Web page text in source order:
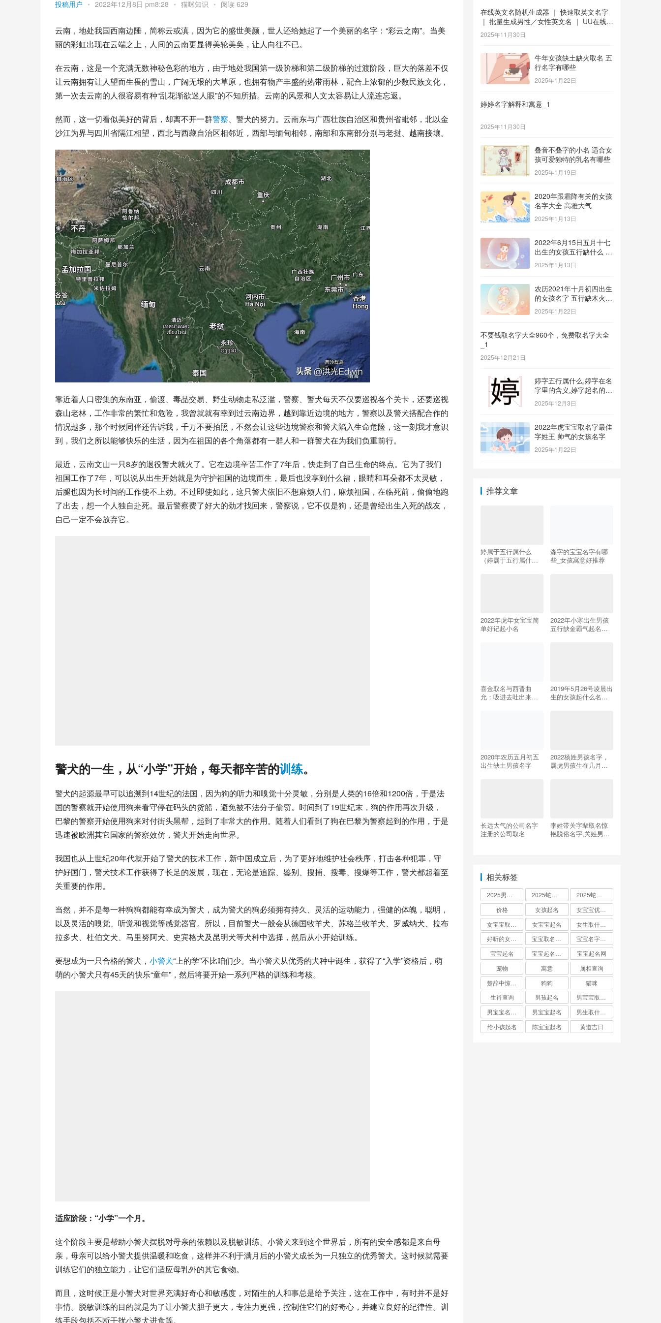
投稿用户 • 2022年12月8日 pm8:28 • 猫咪知识 • 阅读 629
云南，地处我国西南边陲，简称云或滇，因为它的盛世美颜，世人还给她起了一个美丽的名字：“彩云之南”。当美
丽的彩虹出现在云端之上，人间的云南更显得美轮美奂，让人向往不已。
在云南，这是一个充满无数神秘色彩的地方，由于地处我国第一级阶梯和第二级阶梯的过渡阶段，巨大的落差不仅
让云南拥有让人望而生畏的雪山，广阔无垠的大草原，也拥有物产丰盛的热带雨林，配合上浓郁的少数民族文化，
第一次去云南的人很容易有种“乱花渐欲迷人眼”的不知所措。云南的风景和人文太容易让人流连忘返。
然而，这一切看似美好的背后，却离不开一群警察、警犬的努力。云南东与广西壮族自治区和贵州省毗邻，北以金
沙江为界与四川省隔江相望，西北与西藏自治区相邻近，西部与缅甸相邻，南部和东南部分别与老挝、越南接壤。
靠近着人口密集的东南亚，偷渡、毒品交易、野生动物走私泛滥，警察、警犬每天不仅要巡视各个关卡，还要巡视
森山老林，工作非常的繁忙和危险，我曾就就有幸到过云南边界，越到靠近边境的地方，警察以及警犬搭配合作的
情况越多，那个时候同伴还告诉我，千万不要拍照，不然会让这些边境警察和警犬陷入生命危险，这一刻我才意识
到，我们之所以能够快乐的生活，因为在祖国的各个角落都有一群人和一群警犬在为我们负重前行。
最近，云南文山一只8岁的退役警犬就火了。它在边境辛苦工作了7年后，快走到了自己生命的终点。它为了我们
祖国工作了7年，可以说从出生开始就是为守护祖国的边境而生，最后也没享到什么福，眼睛和耳朵都不太灵敏，
后腿也因为长时间的工作使不上劲。不过即使如此，这只警犬依旧不想麻烦人们，麻烦祖国，在临死前，偷偷地跑
了出去，想一个人独自赴死。最后警察费了好大的劲才找回来，警察说，它不仅是狗，还是曾经出生入死的战友，
自己一定不会放弃它。
警犬的一生，从“小学”开始，每天都辛苦的训练。
警犬的起源最早可以追溯到14世纪的法国，因为狗的听力和嗅觉十分灵敏，分别是人类的16倍和1200倍，于是法
国的警察就开始使用狗来看守停在码头的货船，避免被不法分子偷窃。时间到了19世纪末，狗的作用再次升级，
巴黎的警察开始使用狗来对付街头黑帮，起到了非常大的作用。随着人们看到了狗在巴黎为警察起到的作用，于是
迅速被欧洲其它国家的警察效仿，警犬开始走向世界。
我国也从上世纪20年代就开始了警犬的技术工作， 新中国成立后，为了更好地维护社会秩序，打击各种犯罪，守
护好国门，警犬技术工作获得了长足的发展，现在，无论是追踪、鉴别、搜捕、搜毒、搜爆等工作，警犬都起着至
关重要的作用。
当然，并不是每一种狗狗都能有幸成为警犬，成为警犬的狗必须拥有持久、灵活的运动能力，强健的体魄，聪明，
以及灵活的嗅觉、听觉和视觉等感觉器官。所以，目前警犬一般会从德国牧羊犬、 苏格兰牧羊犬、 罗威纳犬、 拉布
拉多犬、 杜伯文犬、 马里努阿犬、史宾格犬及昆明犬等犬种中选择，然后从小开始训练。
要想成为一只合格的警犬， 小警犬“上的学”不比咱们少。当小警犬从优秀的犬种中诞生，获得了“入学”资格后，萌
萌的小警犬只有45天的快乐“童年”，然后将要开始一系列严格的训练和考核。
适应阶段：“小学”一个月。
这个阶段主要是帮助小警犬摆脱对母亲的依赖以及脱敏训练。小警犬来到这个世界后，所有的安全感都是来自母
亲，母亲可以给小警犬提供温暖和吃食，这样并不利于满月后的小警犬成长为一只独立的优秀警犬。这时候就需要
训练它们的独立能力，让它们适应母乳外的其它食物。
而且，这时候正是小警犬对世界充满好奇心和敏感度，对陌生的人和事总是给予关注，这在工作中，有时并不是好
事情。脱敏训练的目的就是为了让小警犬胆子更大，专注力更强，控制住它们的好奇心，并建立良好的纪律性。训
练手段包括不断干扰小警犬进食等。
在线英文名随机生成器 ｜ 快速取英文名字
｜ 批量生成男性／女性英文名 ｜ UU在线工
具 _1
2025年11月30日
牛年女孩缺土缺火取名 五
行名字有哪些
2025年1月22日
婷婷名字解释和寓意_1
2025年11月30日
叠音不叠字的小名 适合女
孩可爱独特的乳名有哪些
2025年1月19日
2020年跟霜降有关的女孩
名字大全 高雅大气
2025年1月13日
2022年6月15日五月十七
出生的女孩五行缺什么 补
金的名字推荐
2025年1月13日
农历2021年十月初四出生
的女孩名字 五行缺木火八
字免费取名
2025年1月22日
不要钱取名字大全960个，免费取名字大全
_1
2025年12月21日
婷字五行属什么,婷字在名
字里的含义,婷字起名的寓
意_1
2025年12月3日
2022年虎宝宝取名字最佳
字姓王 帅气的女孩名字
2025年1月22日
推荐文章
婷属于五行属什么
（婷属于五行属什么
森字的宝宝名字有哪
些_女孩寓意好推荐
2022年虎年女宝宝简
单好记起小名
2022年小寒出生男孩
五行缺金霸气起名推
喜金取名与西晋曲
允：吸进去吐出来白
2019年5月26号凌晨出
生的女孩起什么名字
2020年农历五月初五
出生缺土男孩名字
2022杨姓男孩名字，
属虎男孩生在几月最
长远大气的公司名字
注册的公司取名
李姓带关字辈取名惊
艳脱俗名字,关姓男孩
相关标签
价格
女孩起名
女宝宝起名
宝宝起名
宝宝起名网
宠物
寓意
属相查询
狗狗
猫咪
生肖查询
男孩起名
男宝宝起名
给小孩起名
陈宝宝起名 黄道吉日